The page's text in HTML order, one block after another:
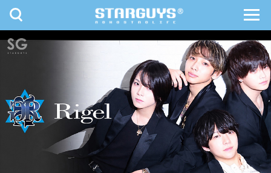
九州・沖縄
toggle
navigation